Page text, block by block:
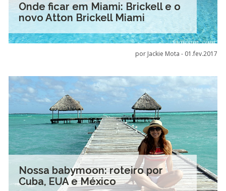
Onde ficar em Miami: Brickell e o
novo Atton Brickell Miami
por Jackie Mota - 01.fev.2017
Nossa babymoon: roteiro por
Cuba, EUA e México